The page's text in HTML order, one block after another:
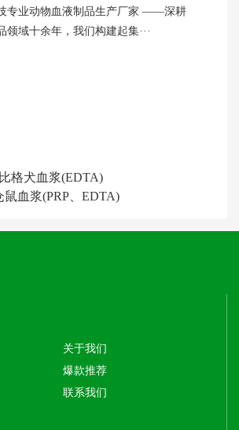
专业动物血液制品生产厂家 ——深耕
领域十余年，我们构建起集···
格犬血浆(EDTA)
鼠血浆(PRP、EDTA)
关于我们
爆款推荐
联系我们